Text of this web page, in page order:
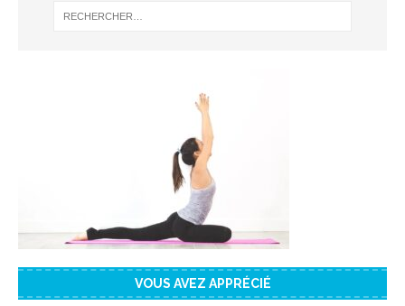
VOUS AVEZ APPRÉCIÉ